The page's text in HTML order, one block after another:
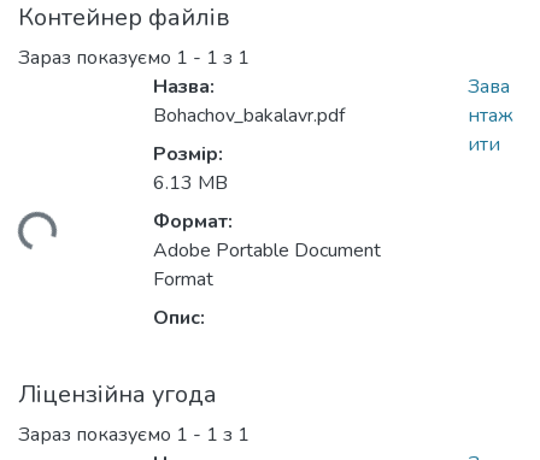
Контейнер файлів
Зараз показуємо 1 - 1 з 1
Назва:
Bohachov_bakalavr.pdf
Розмір:
6.13 MB
Формат:
Adobe Portable Document
Format
Опис:
Зава
нтаж
ити
Ліцензійна угода
Зараз показуємо 1 - 1 з 1